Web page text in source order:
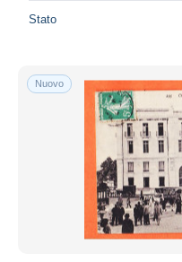
Stato
Nuovo